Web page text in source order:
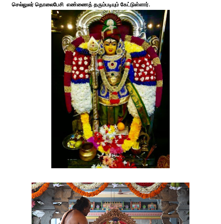
செல்லுலர் தொலைபேசி எண்ணைத் தரும்படியும் கேட்டுள்ளார்.